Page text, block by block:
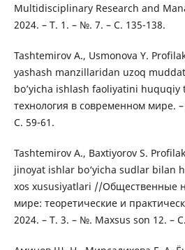
Multidisciplinary Research and
2024. – Т. 1. – №. 7. – С. 135-138.
Tashtemirov A., Usmonova Y.
yashash manzillaridan uzoq
bo’yicha ishlash faoliyatini huquqiy
технология в современном мире.
С. 59-61.
Tashtemirov A., Baxtiyorov S.
jinoyat ishlar bo‘yicha sudlar bilan
xos xususiyatlari //Общественные
мире: теоретические и
2024. – Т. 3. – №. Maxsus son 12. –